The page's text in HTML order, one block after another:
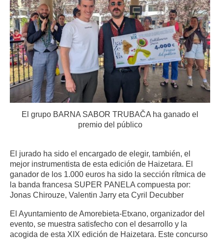
El grupo BARNA SABOR TRUBAČA ha ganado el
premio del público
El jurado ha sido el encargado de elegir, también, el
mejor instrumentista de esta edición de Haizetara. El
ganador de los 1.000 euros ha sido la sección rítmica de
la banda francesa SUPER PANELA compuesta por:
Jonas Chirouze, Valentin Jarry eta Cyril Decubber
El Ayuntamiento de Amorebieta-Etxano, organizador del
evento, se muestra satisfecho con el desarrollo y la
acogida de esta XIX edición de Haizetara. Este concurso